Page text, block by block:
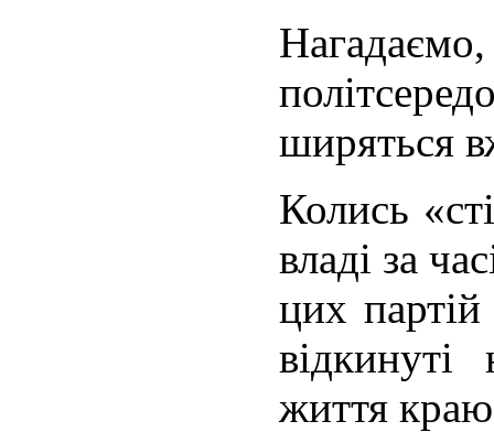
ширяться
Колись
владі за
цих
відкинуті
життя